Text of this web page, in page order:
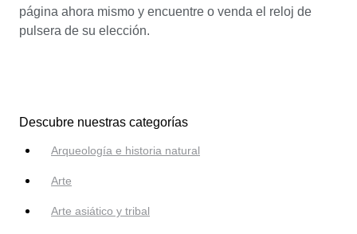
página ahora mismo y encuentre o venda el reloj de
pulsera de su elección.
Descubre nuestras categorías
Arqueología e historia natural
Arte
Arte asiático y tribal